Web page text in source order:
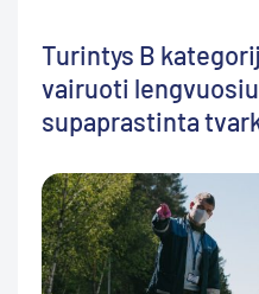
Turintys B
vairuoti
supaprastinta